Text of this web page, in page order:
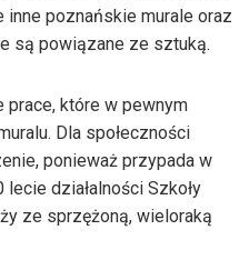
inne poznańskie murale oraz
są powiązane ze sztuką.
prace, które w pewnym
Dla społeczności
ponieważ przypada w
działalności Szkoły
ze sprzężoną, wieloraką